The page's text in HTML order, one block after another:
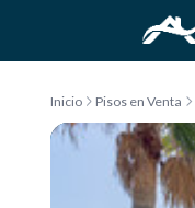
Inicio Pisos en Venta